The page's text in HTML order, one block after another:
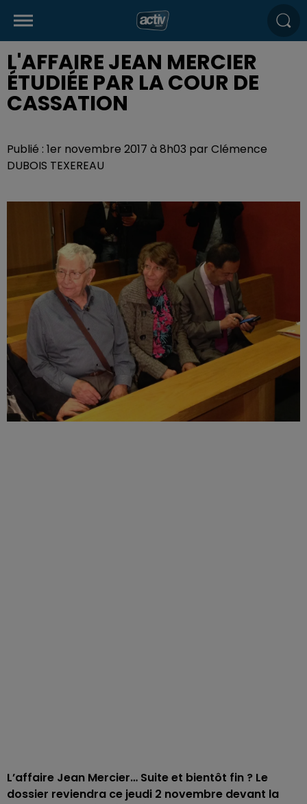
L'AFFAIRE JEAN MERCIER
ÉTUDIÉE PAR LA COUR DE
CASSATION
Publié : 1er novembre 2017 à 8h03 par Clémence
DUBOIS TEXEREAU
L’affaire Jean Mercier… Suite et bientôt fin ? Le
dossier reviendra ce jeudi 2 novembre devant la